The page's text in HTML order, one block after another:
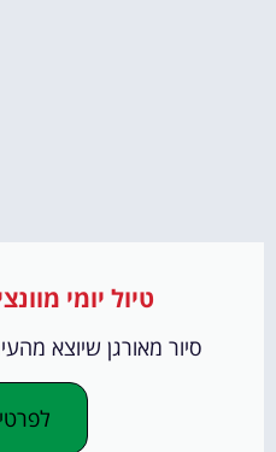
טיול יומי
סיור מאורגן שיוצא